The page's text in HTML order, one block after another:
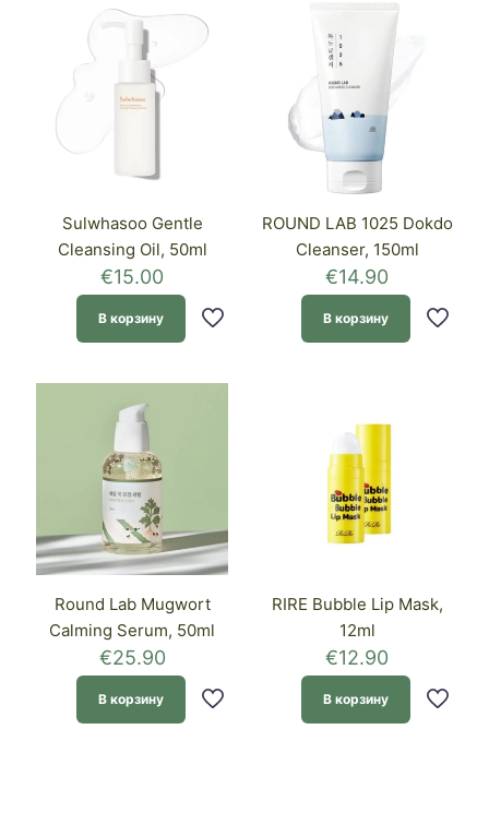
Sulwhasoo Gentle
Cleansing Oil, 50ml
€15.00
В корзину
ROUND LAB 1025 Dokdo
Cleanser, 150ml
€14.90
В корзину
Round Lab Mugwort
Calming Serum, 50ml
€25.90
В корзину
RIRE Bubble Lip Mask,
12ml
€12.90
В корзину